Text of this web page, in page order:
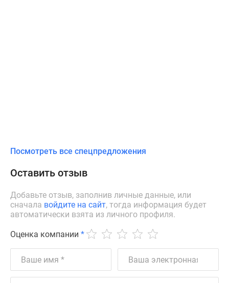
Посмотреть все спецпредложения
Оставить отзыв
Добавьте отзыв, заполнив личные данные, или
сначала войдите на сайт, тогда информация будет
автоматически взята из личного профиля.
Оценка компании *